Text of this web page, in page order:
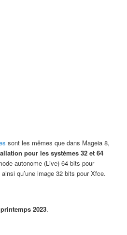
sont les mêmes que dans Mageia 8,
pour les systèmes 32 et 64
autonome (Live) 64 bits pour
qu’une image 32 bits pour Xfce.
2023.